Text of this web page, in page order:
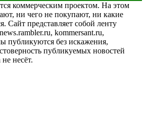
коммерческим проектом. На этом
ни чего не покупают, ни какие
Сайт представляет собой ленту
kommersant.ru,
публикуются без искажения,
публикуемых новостей
несёт.